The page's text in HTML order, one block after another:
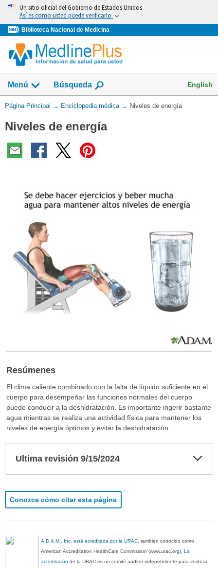
Omita
vaya
al
Contenido
Un sitio oficial del Gobierno de Estados Unidos
Así es como usted puede verificarlo
Biblioteca Nacional de Medicina
Menú Búsqueda English
Usted
aquí:
Página Principal → Enciclopedia médica → Niveles de energía
Niveles de energía
Resúmenes
El clima caliente combinado con la falta de líquido suficiente en el
cuerpo para desempeñar las funciones normales del cuerpo
puede conducir a la deshidratación. Es importante ingerir bastante
agua mientras se realiza una actividad física para mantener los
niveles de energía óptimos y evitar la deshidratación.
Ultima revisión 9/15/2024
Conozca cómo citar esta página
A.D.A.M., Inc. está acreditada por la URAC , también conocido como
American Accreditation HealthCare Commission (www.urac.org).La
acreditación de la URAC es un comité auditor independiente para verificar